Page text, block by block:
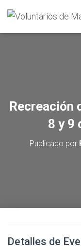
Recreación
8 y 9
Publicado por
Detalles de